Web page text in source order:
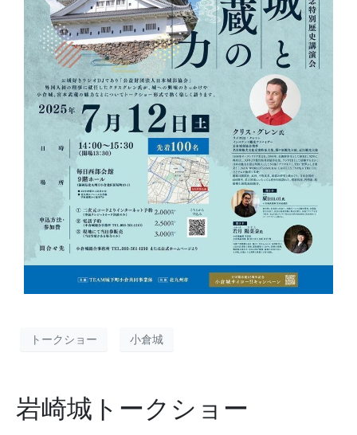
トークショー 小倉城
岩崎城トークショー